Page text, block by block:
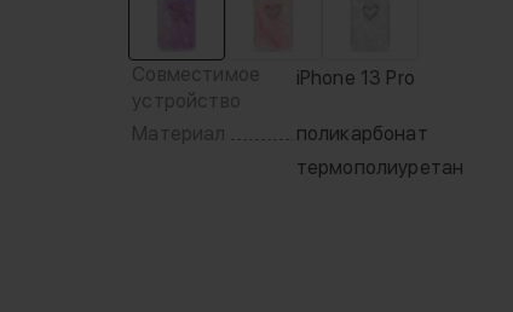
Совместимое
устройство
iPhone 13 Pro
Материал
поликарбонат
термополиуретан